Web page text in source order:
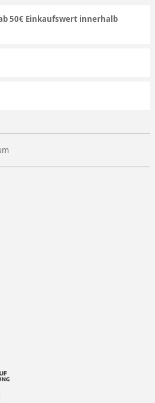
50€ Einkaufswert innerhalb